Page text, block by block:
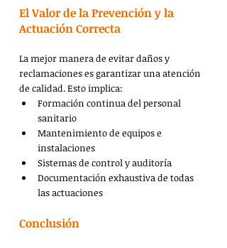
El Valor de la Prevención y la
Actuación Correcta
La mejor manera de evitar daños y
reclamaciones es garantizar una atención
de calidad. Esto implica:
Formación continua del personal
sanitario
Mantenimiento de equipos e
instalaciones
Sistemas de control y auditoría
Documentación exhaustiva de todas
las actuaciones
Conclusión